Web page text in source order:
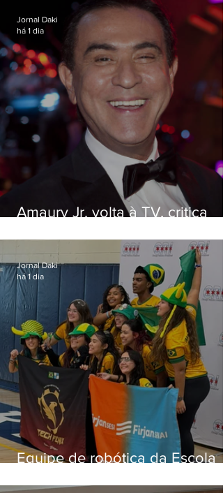
Amaury Jr. volta à TV, critica
viraram colunistas de si
Jornal Daki
há 1 dia
Equipe de robótica da Escola
prêmio internacional nos EUA
Jornal Daki
há 1 dia